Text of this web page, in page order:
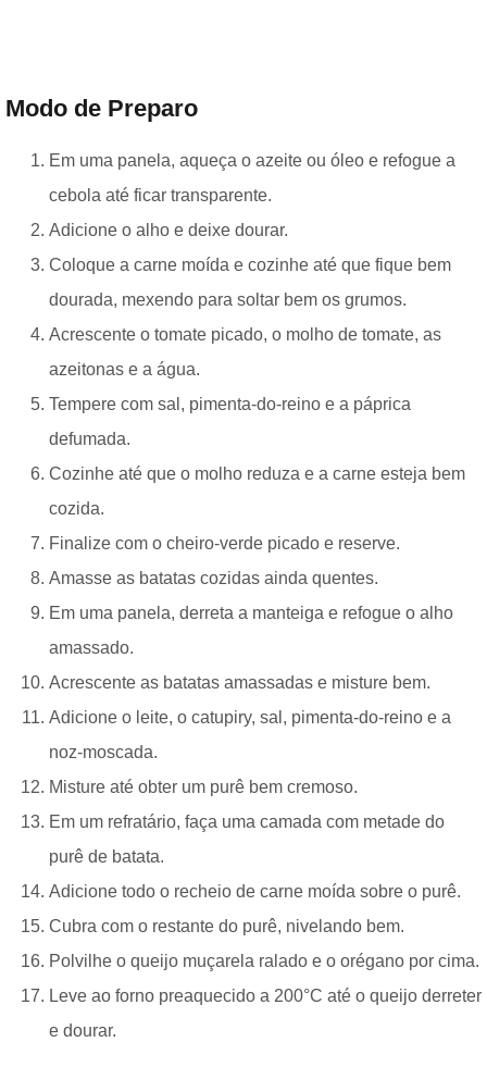
Modo de Preparo
Em uma panela, aqueça o azeite ou óleo e refogue a
cebola até ficar transparente.
Adicione o alho e deixe dourar.
Coloque a carne moída e cozinhe até que fique bem
dourada, mexendo para soltar bem os grumos.
Acrescente o tomate picado, o molho de tomate, as
azeitonas e a água.
Tempere com sal, pimenta-do-reino e a páprica
defumada.
Cozinhe até que o molho reduza e a carne esteja bem
cozida.
Finalize com o cheiro-verde picado e reserve.
Amasse as batatas cozidas ainda quentes.
Em uma panela, derreta a manteiga e refogue o alho
amassado.
Acrescente as batatas amassadas e misture bem.
Adicione o leite, o catupiry, sal, pimenta-do-reino e a
noz-moscada.
Misture até obter um purê bem cremoso.
Em um refratário, faça uma camada com metade do
purê de batata.
Adicione todo o recheio de carne moída sobre o purê.
Cubra com o restante do purê, nivelando bem.
Polvilhe o queijo muçarela ralado e o orégano por cima.
Leve ao forno preaquecido a 200°C até o queijo derreter
e dourar.